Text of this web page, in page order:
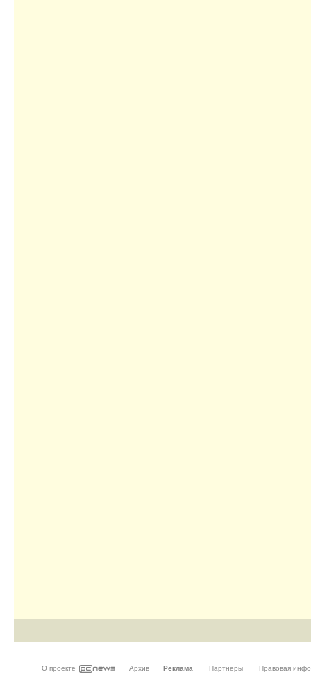
О проекте Архив Реклама Партнёры Правовая